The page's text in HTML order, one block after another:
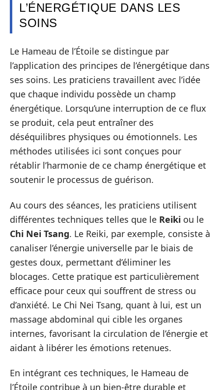
L’ÉNERGÉTIQUE DANS LES
SOINS
Le Hameau de l’Étoile se distingue par
l’application des principes de l’énergétique dans
ses soins. Les praticiens travaillent avec l’idée
que chaque individu possède un champ
énergétique. Lorsqu’une interruption de ce flux
se produit, cela peut entraîner des
déséquilibres physiques ou émotionnels. Les
méthodes utilisées ici sont conçues pour
rétablir l’harmonie de ce champ énergétique et
soutenir le processus de guérison.
Au cours des séances, les praticiens utilisent
différentes techniques telles que le Reiki ou le
Chi Nei Tsang. Le Reiki, par exemple, consiste à
canaliser l’énergie universelle par le biais de
gestes doux, permettant d’éliminer les
blocages. Cette pratique est particulièrement
efficace pour ceux qui souffrent de stress ou
d’anxiété. Le Chi Nei Tsang, quant à lui, est un
massage abdominal qui cible les organes
internes, favorisant la circulation de l’énergie et
aidant à libérer les émotions retenues.
En intégrant ces techniques, le Hameau de
l’Étoile contribue à un bien-être durable et